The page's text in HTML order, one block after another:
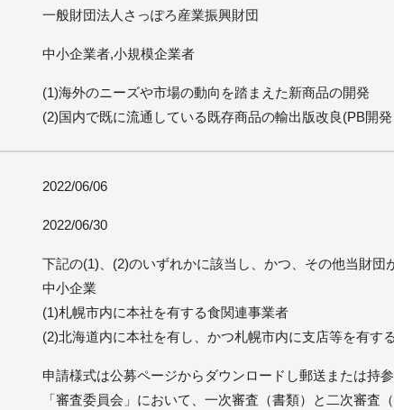
一般財団法人さっぽろ産業振興財団
中小企業者,小規模企業者
(1)海外のニーズや市場の動向を踏まえた新商品の開発
(2)国内で既に流通している既存商品の輸出版改良(PB開
2022/06/06
2022/06/30
下記の(1)、(2)のいずれかに該当し、かつ、その他当財団
中小企業
(1)札幌市内に本社を有する食関連事業者
(2)北海道内に本社を有し、かつ札幌市内に支店等を有す
申請様式は公募ページからダウンロードし郵送または持参
「審査委員会」において、一次審査（書類）と二次審査